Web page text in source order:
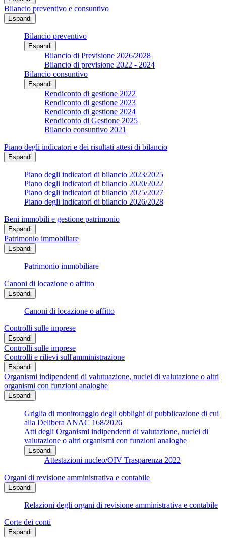
Bilancio preventivo e consuntivo
Espandi
Bilancio preventivo
Espandi
Bilancio di Previsione 2026/2028
Bilancio di previsione 2022 - 2024
Bilancio consuntivo
Espandi
Rendiconto di gestione 2022
Rendiconto di gestione 2023
Rendiconto di gestione 2024
Rendiconto di Gestione 2025
Bilancio consuntivo 2021
Piano degli indicatori e dei risultati attesi di bilancio
Espandi
Piano degli indicatori di bilancio 2023/2025
Piano degli indicatori di bilancio 2020/2022
Piano degli indicatori di bilancio 2025/2027
Piano degli indicatori di bilancio 2026/2028
Beni immobili e gestione patrimonio
Espandi
Patrimonio immobiliare
Espandi
Patrimonio immobiliare
Canoni di locazione o affitto
Espandi
Canoni di locazione o affitto
Controlli sulle imprese
Espandi
Controlli sulle imprese
Controlli e rilievi sull'amministrazione
Espandi
Organismi indipendenti di valutuazione, nuclei di valutazione o altri
organismi con funzioni analoghe
Espandi
Griglia di monitoraggio degli obblighi di pubblicazione di cui
alla Delibera ANAC 168/2026
Atti degli Organismi indipendenti di valutazione, nuclei di
valutazione o altri organismi con funzioni analoghe
Espandi
Attestazioni nucleo/OIV Trasparenza 2022
Organi di revisione amministrativa e contabile
Espandi
Relazioni degli organi di revisione amministrativa e contabile
Corte dei conti
Espandi